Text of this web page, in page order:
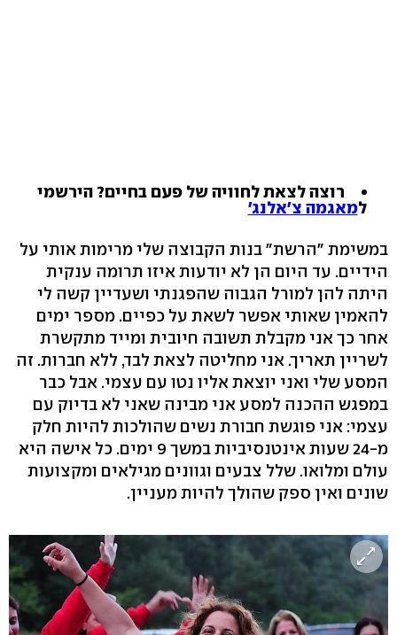
רוצה לצאת לחוויה של פעם בחיים? הירשמי
למאגמה צ'אלנג'
במשימת "הרשת" בנות הקבוצה שלי מרימות אותי על
הידיים. עד היום הן לא יודעות איזו תרומה ענקית
היתה להן למורל הגבוה שהפגנתי ושעדיין קשה לי
להאמין שאותי אפשר לשאת על כפיים. מספר ימים
אחר כך אני מקבלת תשובה חיובית ומייד מתקשרת
לשריין תאריך. אני מחליטה לצאת לבד, ללא חברות. זה
המסע שלי ואני יוצאת אליו נטו עם עצמי. אבל כבר
במפגש ההכנה למסע אני מבינה שאני לא בדיוק עם
עצמי: אני פוגשת חבורת נשים שהולכות להיות חלק
מ-24 שעות אינטנסיביות במשך 9 ימים. כל אישה היא
עולם ומלואו. שלל צבעים וגוונים מגילאים ומקצועות
שונים ואין ספק שהולך להיות מעניין.